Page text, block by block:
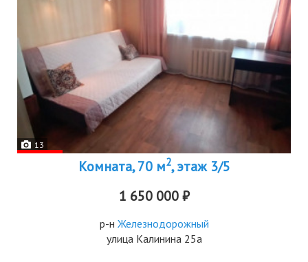
13
Комната, 70 м2, этаж 3/5
1 650 000 ₽
р-н Железнодорожный
улица Калинина 25а